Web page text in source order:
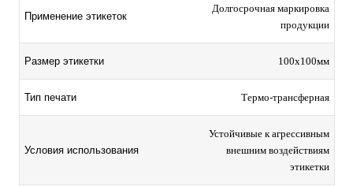
Применение этикеток
Долгосрочная маркировка
продукции
Размер этикетки 100х100мм
Тип печати Термо-трансферная
Условия использования
Устойчивые к агрессивным
внешним воздействиям
этикетки